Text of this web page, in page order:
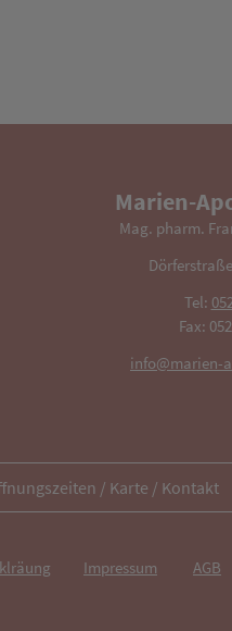
Marien-
Mag. pharm.
Tel:
Fax:
info@marien-
/ Karte / Kontakt
Impressum AGB